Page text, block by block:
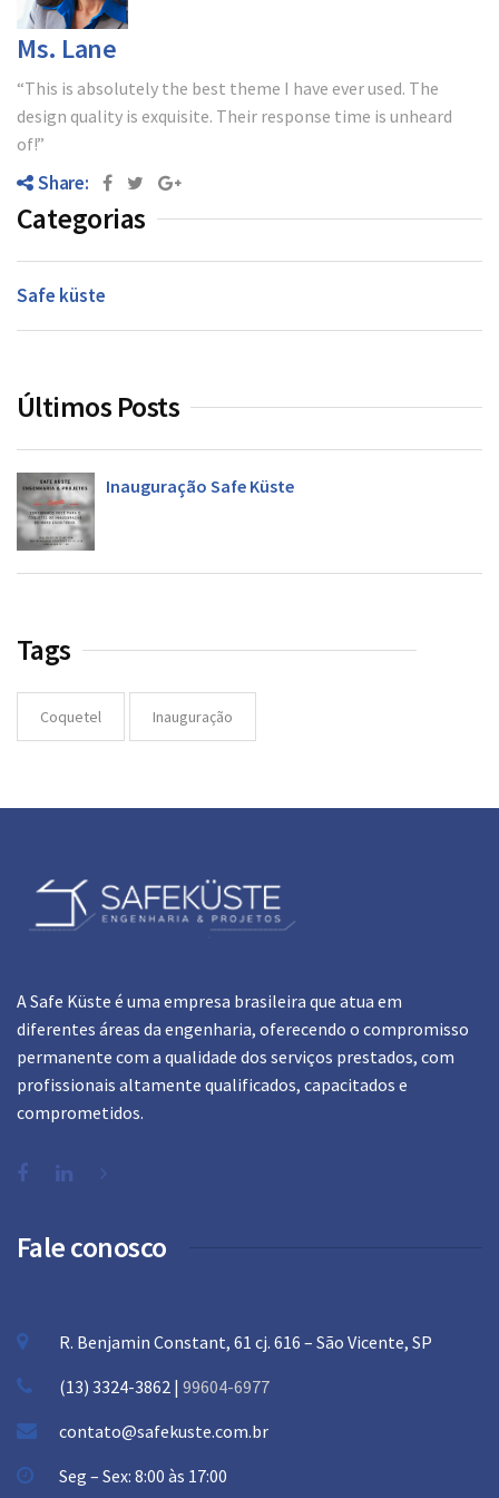
Blog
Contato
Ms. Lane
“This is absolutely the best theme I have ever used. The
design quality is exquisite. Their response time is unheard
of!”
Share:
Categorias
Safe küste
Últimos Posts
Inauguração Safe Küste
Tags
Coquetel Inauguração
A Safe Küste é uma empresa brasileira que atua em
diferentes áreas da engenharia, oferecendo o compromisso
permanente com a qualidade dos serviços prestados, com
profissionais altamente qualificados, capacitados e
comprometidos.
Fale conosco
R. Benjamin Constant, 61 cj. 616 – São Vicente, SP
(13) 3324-3862 | 99604-6977
contato@safekuste.com.br
Seg – Sex: 8:00 às 17:00